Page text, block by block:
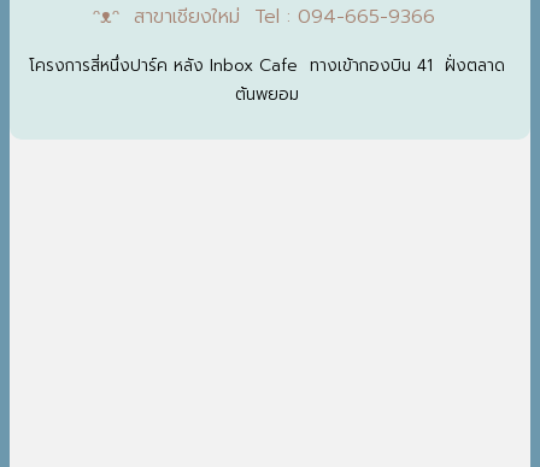
ᵔᴥᵔ สาขาเชียงใหม่ Tel : 094-665-9366
โครงการสี่หนึ่งปาร์ค หลัง Inbox Cafe ทางเข้ากองบิน 41 ฝั่งตลาด
ต้นพยอม